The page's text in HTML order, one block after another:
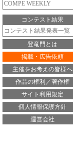
COMPE WEEKLY
コンテスト結果
コンテスト結果発表一覧
登竜門とは
掲載・広告依頼
主催をお考えの皆様へ
作品の権利／著作権
サイト利用規定
個人情報保護方針
運営会社